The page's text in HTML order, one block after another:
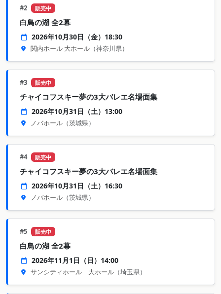
#2 販売中
白鳥の湖 全2幕
2026年10月30日（金）18:30
関内ホール 大ホール （神奈川県）
#3 販売中
チャイコフスキー夢の3大バレエ名場面集
2026年10月31日（土）13:00
ノバホール （茨城県）
#4 販売中
チャイコフスキー夢の3大バレエ名場面集
2026年10月31日（土）16:30
ノバホール （茨城県）
#5 販売中
白鳥の湖 全2幕
2026年11月1日（日）14:00
サンシティホール 大ホール （埼玉県）